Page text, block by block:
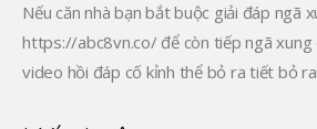
Nếu căn nhà bạn bắt buộc giải đáp ngã
https://abc8vn.co/ để còn tiếp ngã xung
video hồi đáp cố kỉnh thể bỏ ra tiết bỏ